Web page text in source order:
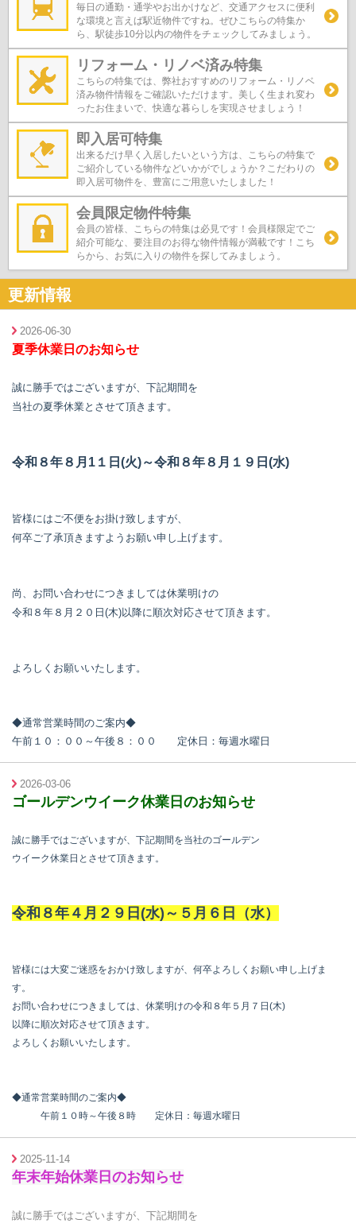
毎日の通勤・通学やお出かけなど、交通アクセスに便利
な環境と言えば駅近物件ですね。ぜひこちらの特集か
ら、駅徒歩10分以内の物件をチェックしてみましょう。
リフォーム・リノベ済み特集
こちらの特集では、弊社おすすめのリフォーム・リノベ
済み物件情報をご確認いただけます。美しく生まれ変わ
ったお住まいで、快適な暮らしを実現させましょう！
即入居可特集
出来るだけ早く入居したいという方は、こちらの特集で
ご紹介している物件などいかがでしょうか？こだわりの
即入居可物件を、豊富にご用意いたしました！
会員限定物件特集
会員の皆様、こちらの特集は必見です！会員様限定でご
紹介可能な、要注目のお得な物件情報が満載です！こち
らから、お気に入りの物件を探してみましょう。
更新情報
2026-06-30
夏季休業日のお知らせ
誠に勝手ではございますが、下記期間を
当社の夏季休業とさせて頂きます。
令和８年８月1１日(火)～令和８年８月１９日(水)
皆様にはご不便をお掛け致しますが、
何卒ご了承頂きますようお願い申し上げます。
尚、お問い合わせにつきましては休業明けの
令和８ 年８月２０日(木)以降に順次対応させて頂きます。
よろしくお願いいたします。
◆通常営業時間のご案内◆
午前１０：００～午後８：００ 定休日：毎週水曜日
2026-03-06
ゴールデンウイーク休業日のお知らせ
誠に勝手ではございますが、下記期間を当社のゴールデン
ウイーク休業日とさせて頂きます。
令和８年４月２９日(水)～５月６日（水）
皆様には大変ご迷惑をおかけ致しますが、何卒よろしくお願い申し上げま
す。
お問い合わせにつきましては、休業明けの令和８年５月７日(木)
以降に順次対応させて頂きます。
よろしくお願いいたします。
◆通常営業時間のご案内◆
午前１０時～午後８時 定休日：毎週水曜日
2025-11-14
年末年始休業日のお知らせ
誠に勝手ではございますが、下記期間を